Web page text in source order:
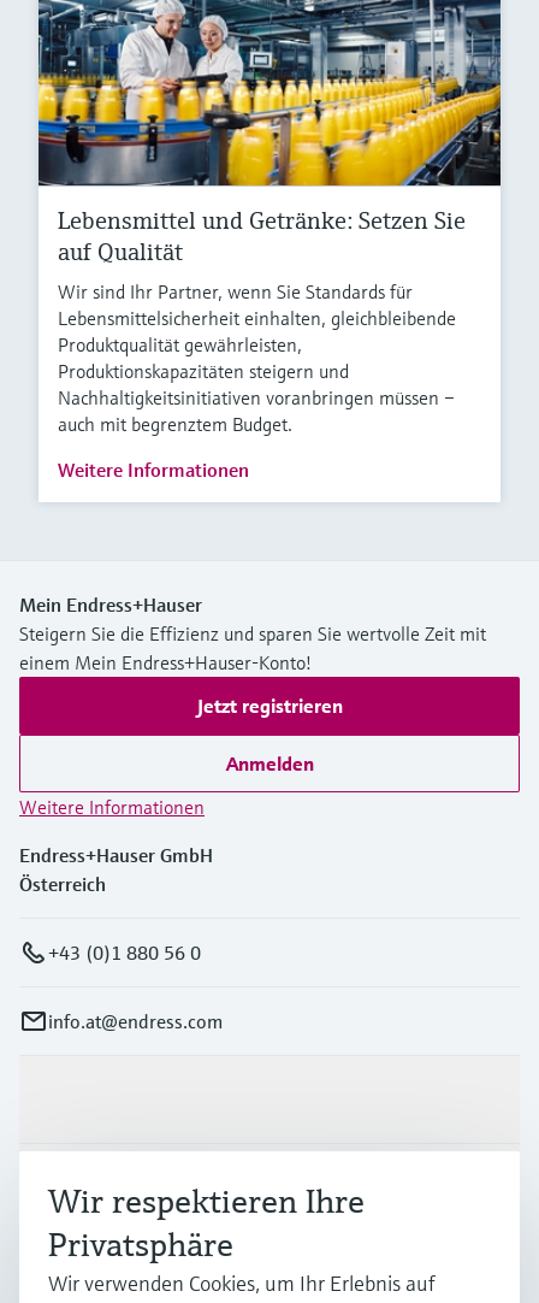
Lebensmittel und Getränke: Setzen Sie
auf Qualität
Wir sind Ihr Partner, wenn Sie Standards für
Lebensmittelsicherheit einhalten, gleichbleibende
Produktqualität gewährleisten,
Produktionskapazitäten steigern und
Nachhaltigkeitsinitiativen voranbringen müssen –
auch mit begrenztem Budget.
Weitere Informationen
Mein Endress+Hauser
Steigern Sie die Effizienz und sparen Sie wertvolle Zeit mit
einem Mein Endress+Hauser-Konto!
Jetzt registrieren
Anmelden
Weitere Informationen
Endress+Hauser GmbH
Österreich
+43 (0)1 880 56 0
info.at@endress.com
Branchen
Support
Wir respektieren Ihre
Privatsphäre
Wir verwenden Cookies, um Ihr Erlebnis auf